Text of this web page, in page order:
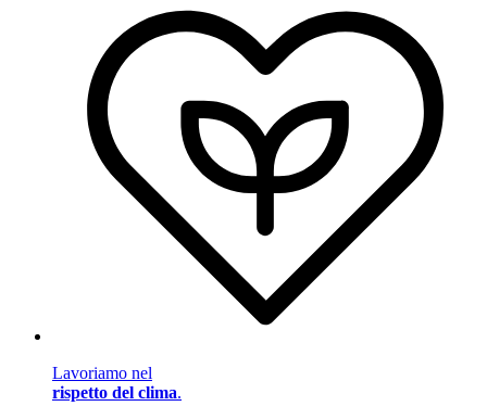
Lavoriamo nel
rispetto del clima.